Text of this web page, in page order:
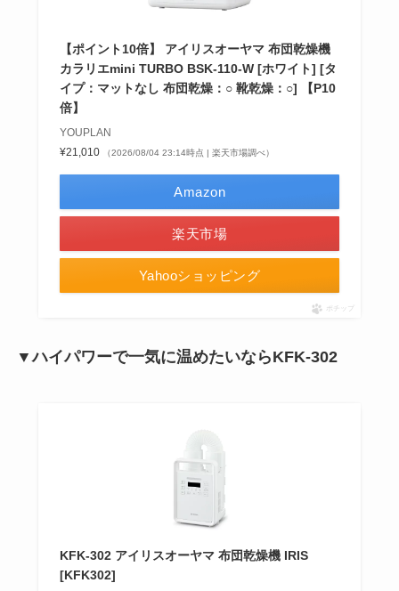
【ポイント10倍】 アイリスオーヤマ 布団乾燥機
カラリエmini TURBO BSK-110-W [ホワイト] [タ
イプ：マットなし 布団乾燥：○ 靴乾燥：○] 【P10
倍】
YOUPLAN
¥21,010
（2026/08/04 23:14時点 | 楽天市場調べ）
Amazon
楽天市場
Yahooショッピング
ポチップ
▼ハイパワーで一気に温めたいならKFK-302
KFK-302 アイリスオーヤマ 布団乾燥機 IRIS
[KFK302]